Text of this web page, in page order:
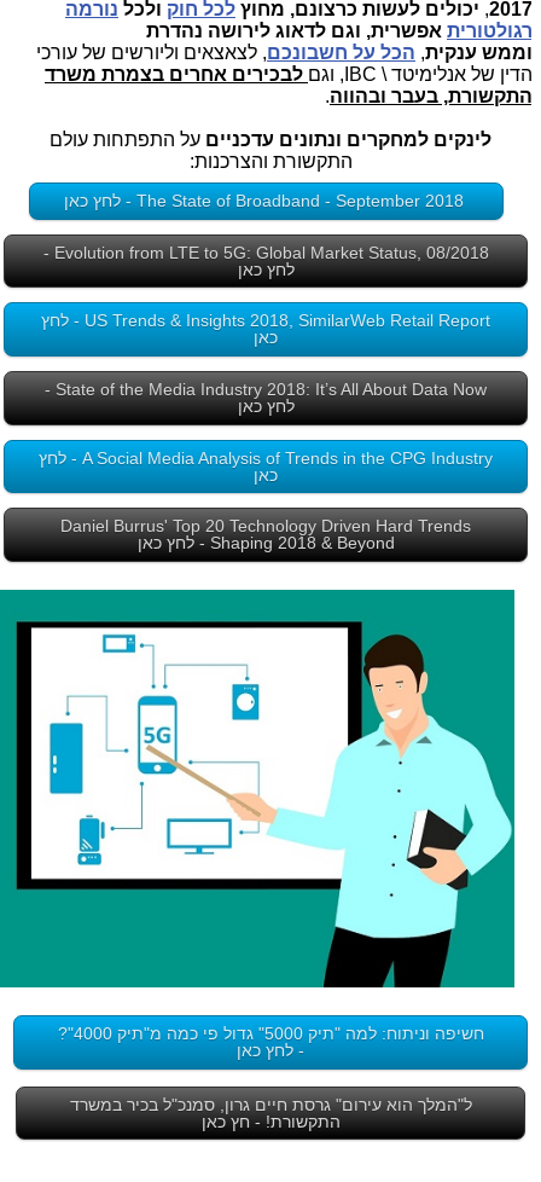
2017
,יכולים לעשות כרצונם, מחוץלכל חוקולכלנורמה
רגולטוריתאפשרית, וגם לדאוג לירושה נהדרת
וממש ענקית,הכל על חשבונכם, לצאצאים וליורשים של עורכי
הדין של אנלימיטד \ IBC, וגם
לבכירים אחרים בצמרת משרד
התקשורת, בעבר ובהווה.
לינקים למחקרים ונתונים עדכנייםעל התפתחות עולם
התקשורת והצרכנות:
Evolution from LTE to 5G: Global Market Status, 08/2018 -
לחץ כאן
US Trends & Insights 2018, SimilarWeb Retail Report - לחץ
כאן
State of the Media Industry 2018: It’s All About Data Now -
לחץ כאן
A Social Media Analysis of Trends in the CPG Industry - לחץ
כאן
Daniel Burrus' Top 20 Technology Driven Hard Trends
Shaping 2018 & Beyond - לחץ כאן
חשיפה וניתוח: למה "תיק 5000" גדול פי כמה מ"תיק 4000"?
- לחץ כאן
ל"המלך הוא עירום" גרסת חיים גרון, סמנכ"ל בכיר במשרד
התקשורת! - חץ כאן